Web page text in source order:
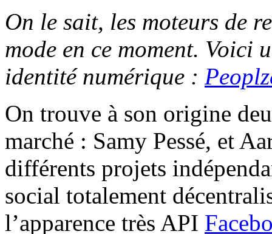
On le sait, les moteurs de
mode en ce moment. Voici
identité numérique :
On trouve à son origine
marché : Samy Pessé, et
différents projets
social totalement
l’apparence très API